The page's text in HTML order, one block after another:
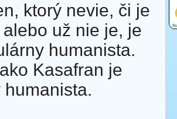
ktorý nevie, či je
už nie je, je
humanista.
Kasafran je